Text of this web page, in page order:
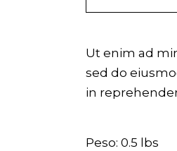
Ut enim ad
sed do
in
Peso 0.5 lbs